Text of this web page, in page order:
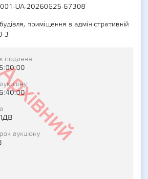
UA-20260625-67308
приміщення в адміністративній
3
подання
аукціону